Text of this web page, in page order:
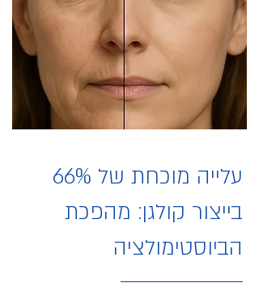
עלייה מוכחת של 66%
בייצור קולגן: מהפכת
הביוסטימולציה